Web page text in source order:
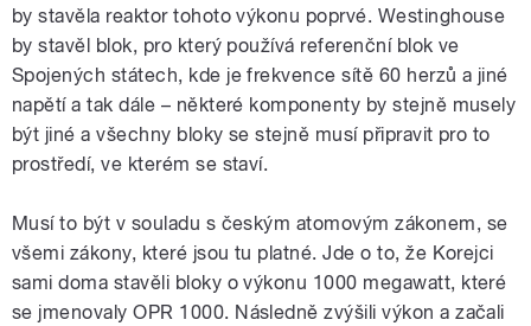
by stavěla reaktor tohoto výkonu poprvé. Westinghouse
by stavěl blok, pro který používá referenční blok ve
Spojených státech, kde je frekvence sítě 60 herzů a jiné
napětí a tak dále – některé komponenty by stejně musely
být jiné a všechny bloky se stejně musí připravit pro to
prostředí, ve kterém se staví.
Musí to být v souladu s českým atomovým zákonem, se
všemi zákony, které jsou tu platné. Jde o to, že Korejci
sami doma stavěli bloky o výkonu 1000 megawatt, které
se jmenovaly OPR 1000. Následně zvýšili výkon a začali